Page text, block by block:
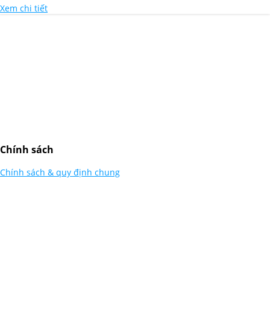
Xem chi tiết
Chính sách
Chính sách & quy định chung
Thiết Kế Website